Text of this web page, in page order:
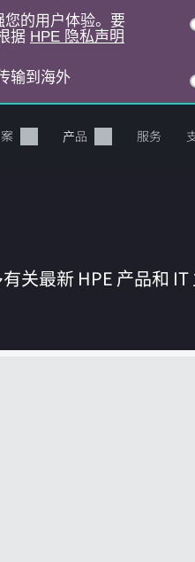
的用户体验。要
据 HPE 隐私声明
输到海外
产品 服务
关最新 HPE 产品和 IT